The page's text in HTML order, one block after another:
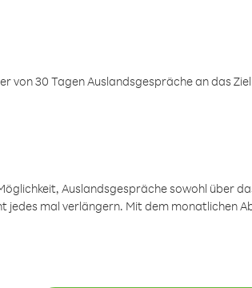
von 30 Tagen Auslandsgespräche an das
Auslandsgespräche sowohl über
jedes mal verlängern. Mit dem monatlichen